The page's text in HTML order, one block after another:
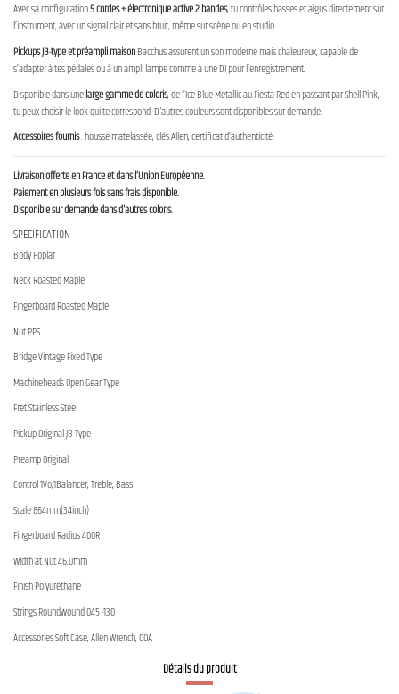
Avec sa configuration5 cordes + électronique active 2 bandes, tu contrôles basses et aigus directement sur
l’instrument, avec un signal clair et sans bruit, même sur scène ou en studio.
Pickups JB-type et préampli maisonBacchus assurent un son moderne mais chaleureux, capable de
s’adapter à tes pédales ou à un ampli lampe comme à une DI pour l’enregistrement.
Disponible dans unelarge gamme de coloris, de l’Ice Blue Metallic au Fiesta Red en passant par Shell Pink,
tu peux choisir le look qui te correspond. D'autres couleurs sont disponibles sur demande.
Accessoires fournis: housse matelassée, clés Allen, certificat d’authenticité.
Livraison offerte en France et dans l’Union Européenne.
Paiement en plusieurs fois sans frais disponible.
Disponible sur demande dans d'autres coloris.
SPECIFICATION
Body Poplar
Neck Roasted Maple
Fingerboard Roasted Maple
Nut PPS
Bridge Vintage Fixed Type
Machineheads Open Gear Type
Fret Stainless Steel
Pickup Original JB Type
Preamp Original
Control 1Vo,1Balancer, Treble, Bass
Scale 864mm(34inch)
Fingerboard Radius 400R
Width at Nut 46.0mm
Finish Polyurethane
Strings Roundwound 045 -130
Accessories Soft Case, Allen Wrench, COA
Détails du produit